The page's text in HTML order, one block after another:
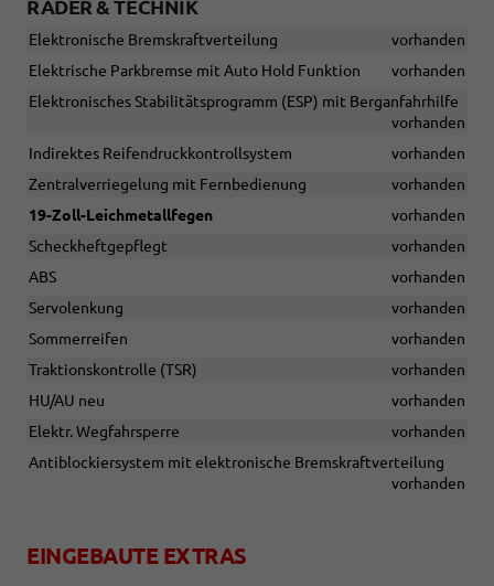
RÄDER & TECHNIK
Elektronische Bremskraftverteilung
vorhanden
Elektrische Parkbremse mit Auto Hold Funktion
vorhanden
Elektronisches Stabilitätsprogramm (ESP) mit Berganfahrhilfe
vorhanden
Indirektes Reifendruckkontrollsystem
vorhanden
Zentralverriegelung mit Fernbedienung
vorhanden
19-Zoll-Leichmetallfegen
vorhanden
Scheckheftgepflegt
vorhanden
ABS
vorhanden
Servolenkung
vorhanden
Sommerreifen
vorhanden
Traktionskontrolle (TSR)
vorhanden
HU/AU neu
vorhanden
Elektr. Wegfahrsperre
vorhanden
Antiblockiersystem mit elektronische Bremskraftverteilung
vorhanden
EINGEBAUTE EXTRAS